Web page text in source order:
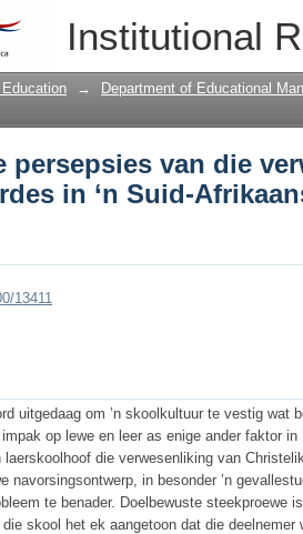
Institutional
persepsies van die
laerskool: ‘n
→
Department of Educational
persepsies van die
in ‘n Suid-
13411
uitgedaag om ’n skoolkultuur te vestig wat
op lewe en leer as enige ander faktor
laerskoolhoof die verwesenliking van
navorsingsontwerp, in besonder ’n
te benader. Doelbewuste steekproewe
skool het ek aangetoon dat die deelnemer